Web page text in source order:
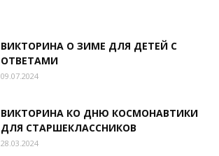
ВИКТОРИНА О ЗИМЕ ДЛЯ ДЕТЕЙ С
ОТВЕТАМИ
09.07.2024
ВИКТОРИНА КО ДНЮ КОСМОНАВТИКИ
ДЛЯ СТАРШЕКЛАССНИКОВ
28.03.2024